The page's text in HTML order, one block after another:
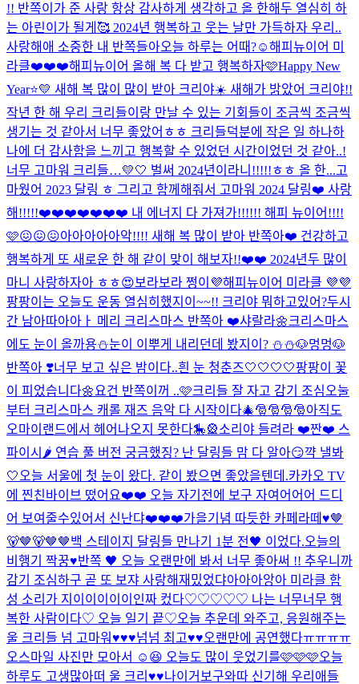
!! 반쪽이가 준 사랑 항상 감사하게 생각하고 올 한해두 열심히 하
는 아린이가 될게🥰 2024년 행복하고 웃는 날만 가득하자 우리..
사랑해애 소중한 내 반쪽들아오늘 하루는 어때?☺️해피뉴이어 미
라클❤️❤️❤️해피뉴이어 올해 복 다 받고 행복하자🩷Happy New
Year⭐️💛 새해 복 많이 많이 받아 크리야☀️ 새해가 밝았어 크리야!!
작년 한 해 우리 크리들이랑 만날 수 있는 기회들이 조금씩 조금씩
생기는 것 같아서 너무 좋았어ㅎㅎ 크리들덕분에 작은 일 하나하
나에 더 감사함을 느끼고 행복할 수 있었던 시간이었던 것 같아..!
너무 고마워 크리들…💛🤍 벌써 2024년이라니!!!!!ㅎㅎ 올 한...고
마웠어 2023 달링 ㅎ 그리고 함께해줘서 고마워 2024 달링❤️ 사랑
해!!!!!❤️❤️❤️❤️❤️❤️❤️ 내 에너지 다 가져가!!!!!! 해피 뉴이어!!!!
🩷😖😖😖아아아아아악!!!! 새해 복 많이 받아 반쪽아❤️ 건강하고
행복하게 또 새로운 한 해 같이 맞이 해보자!!❤️❤️ 2024년두 많이
마니 사랑하자아 ㅎㅎ😍보라보라 쩡이💜해피뉴이어 미라클 💜💜
팡팡이는 오늘도 운동 열심히했지이~~!! 크리야 뭐하고있어?두시
간 남아따아아ㅏ 메리 크리스마스 반쪽아 ❤️샤랄라🌼 크리스마스
에도 눈이 올까용⛄️눈이 이뿌게 내리던데 봤지이? ⛄️⛄️🐶멍멍🐶
반쪽아 ❣️너무 보고 싶은 밤이다..흰 눈 청춘즈🤍🤍🤍🤍팡팡이 꽃
이 피었습니다🌼 요건 반쪽이꺼 ..🩷크리들 잘 자고 감기 조심 오눌
부터 크리스마스 캐롤 재즈 음악 다 시작이다🎄🎅🎅🎅🎅아직도
오마이랜드에서 헤어나오지 못한다🎠🎡소리야 들려라 ❤️짠❤️ 스
파이시🌶️ 연습 풀 버전 궁금했징? 난 달링들 맘 다 알아😏꺅 낼봐
🤍 오늘 서울에 첫 눈이 왔다. 같이 봤으면 좋았을텐데.카카오 TV
에 찐친바이브 떴어요❤️❤️ 오늘 자기전에 보구 자여어어어 드디
어 보여줄수있어서 신난댜❤️❤️❤️가을기념 따듯한 카페라떼♥🤎
🐻🤎🐻🤎🤎백 스테이지 달링들 만나기 1분 전🖤 이었다.오늘의
비행기 짝꿍♥반쪽 🖤 오늘 오랜만에 봐서 너무 좋아써 !! 추우니까
감기 조심하구 곧 또 보쟈 사랑해재밌었댜아아아앙아 미라클 함
성 소리가 지이이이이이인짜 컸다♡♡♡♡♡ 나는 너무너무 행
복한 사람이다♡ 오늘 일기 끝♡오늘 추운데 와주고, 응원해주는
울 크리들 넘 고마워♥♥♥넘넘 최고♥♥오랜만에 공연했다ㅠㅠㅠㅠ
오스마일 사진만 모아서 ☺️😆 오늘도 많이 웃었기를🩷🩷🩷오늘
하루도 고생많아떠 울 크리♥♥나이거보구와따 신기해 우리애들